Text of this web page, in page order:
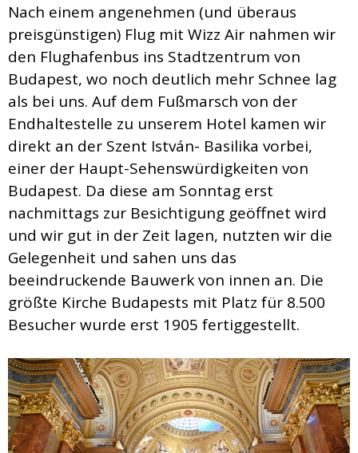
Nach einem angenehmen (und überaus
preisgünstigen) Flug mit Wizz Air nahmen wir
den Flughafenbus ins Stadtzentrum von
Budapest, wo noch deutlich mehr Schnee lag
als bei uns. Auf dem Fußmarsch von der
Endhaltestelle zu unserem Hotel kamen wir
direkt an der Szent István- Basilika vorbei,
einer der Haupt-Sehenswürdigkeiten von
Budapest. Da diese am Sonntag erst
nachmittags zur Besichtigung geöffnet wird
und wir gut in der Zeit lagen, nutzten wir die
Gelegenheit und sahen uns das
beeindruckende Bauwerk von innen an. Die
größte Kirche Budapests mit Platz für 8.500
Besucher wurde erst 1905 fertiggestellt.